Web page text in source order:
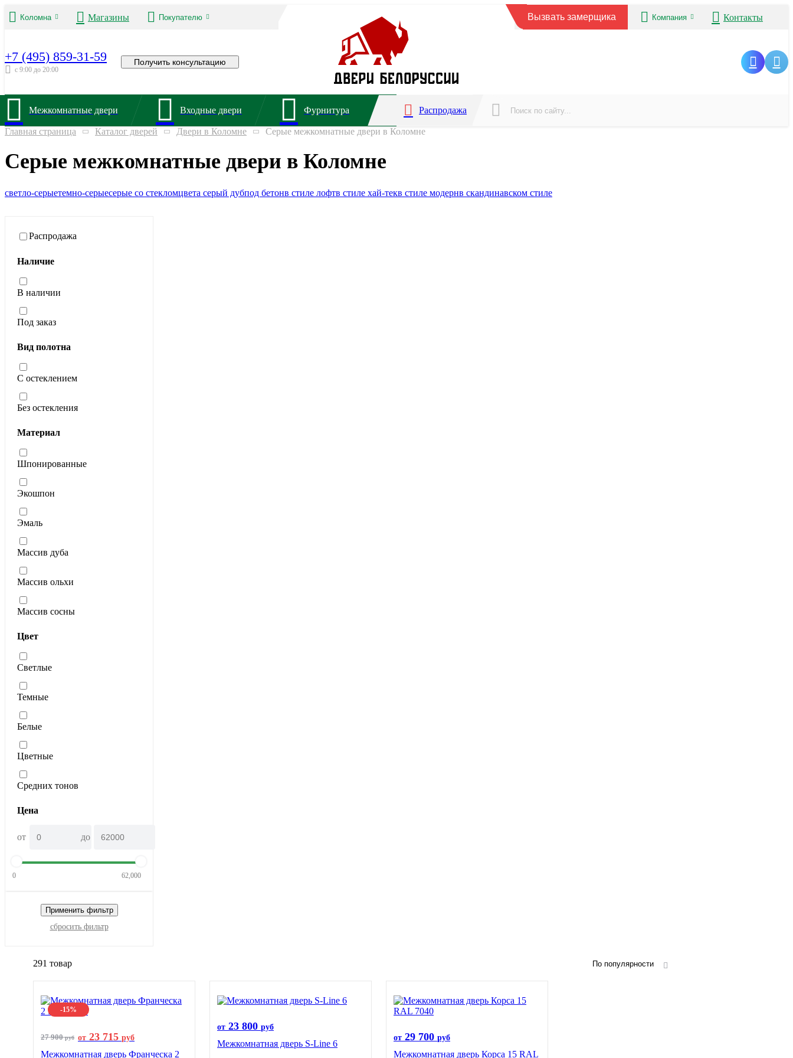
Коломна Магазины Покупателю Вызвать замерщика Компания Контакты
+7 (495) 859-31-59
с 9:00 до 20:00
Получить консультацию
Межкомнатные двери Входные двери Фурнитура Распродажа
Главная страница Каталог дверей Двери в Коломне Серые межкомнатные двери в Коломне
Серые межкомнатные двери в Коломне
светло-серыетемно-серыесерые со стекломцвета серый дубпод бетонв стиле лофтв стиле хай-текв стиле модернв скандинавском стиле
Распродажа
Наличие
В наличии
Под заказ
Вид полотна
С остеклением
Без остекления
Материал
Шпонированные
Экошпон
Эмаль
Массив дуба
Массив ольхи
Массив сосны
Цвет
Светлые
Темные
Белые
Цветные
Средних тонов
Цена
от до
0 62,000
Применить фильтр
сбросить фильтр
291 товар По популярности
-15%
27 900руб от 23 715 руб
Межкомнатная дверь Франческа 2
от 23 800 руб
Межкомнатная дверь S-Line 6
от 29 700 руб
Межкомнатная дверь Корса 15 RAL